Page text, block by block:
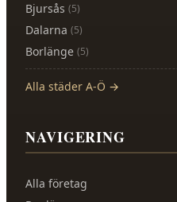
Bjursås (5)
Dalarna (5)
Borlänge (5)
Alla städer A-Ö →
NAVIGERING
Alla företag